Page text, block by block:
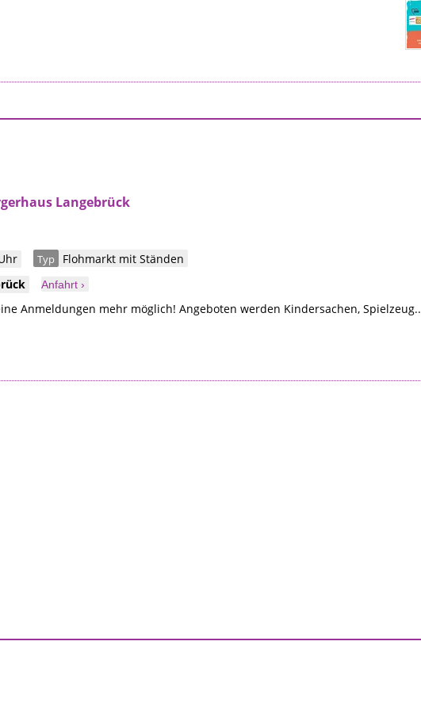
Langebrück
Typ Flohmarkt mit Ständen
Anfahrt ›
Anmeldungen mehr möglich! Angeboten werden Kindersachen, Spielzeug..